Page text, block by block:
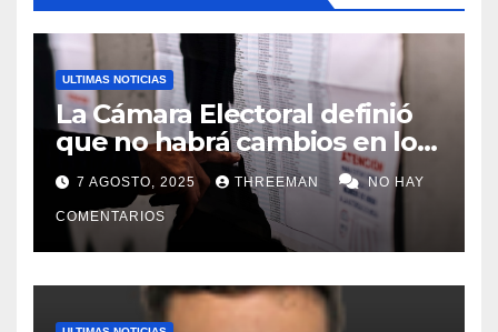
ULTIMAS NOTICIAS
La Cámara Electoral definió
que no habrá cambios en los
lugares de votación en La
Matanza
7 AGOSTO, 2025 THREEMAN NO HAY
COMENTARIOS